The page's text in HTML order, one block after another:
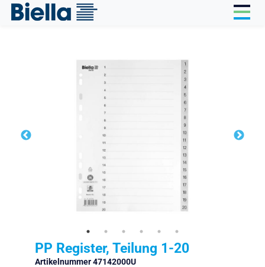
PP Register, Teilung 1-20
Artikelnummer 47142000U
Cookie-Einstellungen